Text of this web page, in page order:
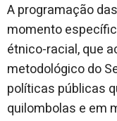
A programação
momento
étnico-racial, que
metodológico do
políticas públicas
quilombolas e em